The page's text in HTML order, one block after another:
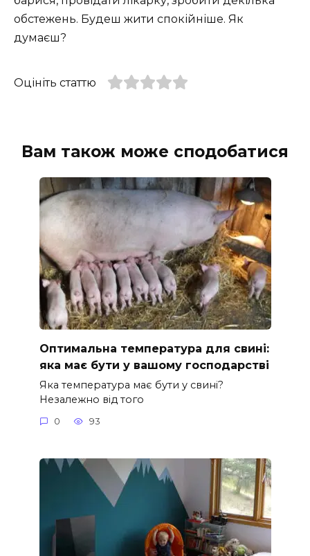
обстежень. Будеш жити спокійніше. Як
думаєш?
Оцініть статтю
Вам також може сподобатися
Оптимальна температура для свині:
яка має бути у вашому господарстві
Яка температура має бути у свині?
Незалежно від того
0 93